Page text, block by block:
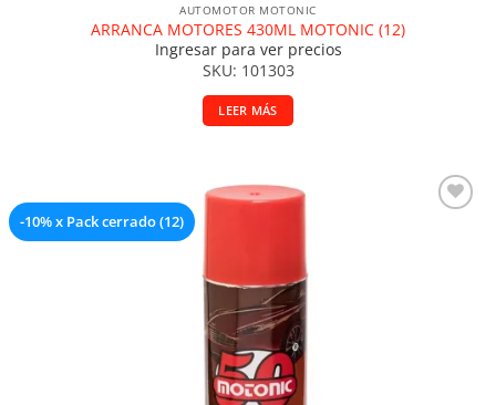
AUTOMOTOR MOTONIC
ARRANCA MOTORES 430ML MOTONIC (12)
Ingresar para ver precios
SKU: 101303
LEER MÁS
-10% x Pack cerrado (12)